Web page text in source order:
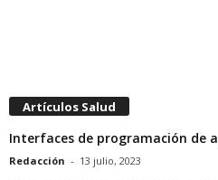
Artículos Salud
Interfaces de programación de
Redacción - 13 julio, 2023